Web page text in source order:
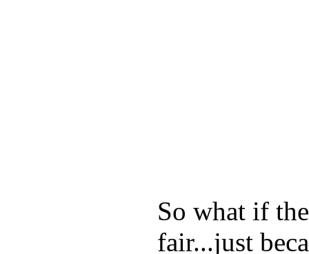
So what if
fair...just